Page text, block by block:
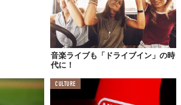
material used with permission by Al Jazeera English/YouTube
音楽ライブも「ドライブイン」の時
代に！
CULTURE